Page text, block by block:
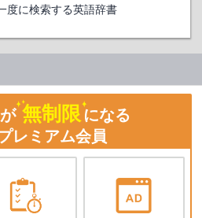
度に検索する英語辞書
無制限になる
レミアム会員